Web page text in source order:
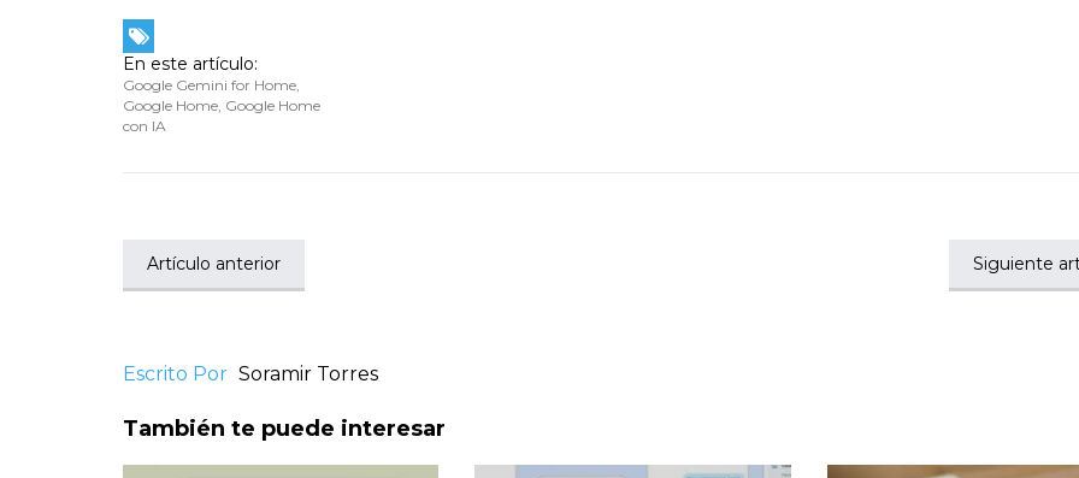
En este artículo:
Google Gemini for Home,
Google Home, Google Home
con IA
Artículo anterior Siguiente
Escrito Por Soramir Torres
También te puede interesar